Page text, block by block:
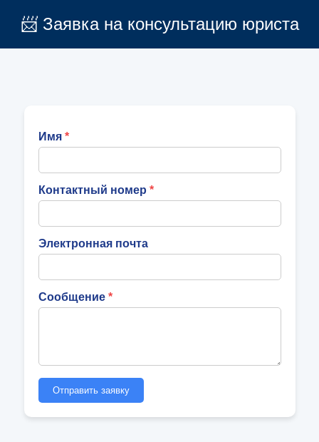
📨 Заявка на консультацию юриста
Имя
Контактный номер
Электронная почта
Сообщение
Отправить заявку